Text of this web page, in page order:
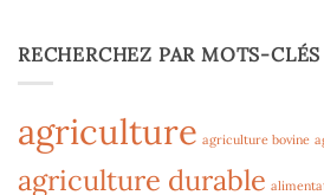
RECHERCHEZ PAR MOTS-CLÉS
agriculture agriculture bovine
agriculture durable